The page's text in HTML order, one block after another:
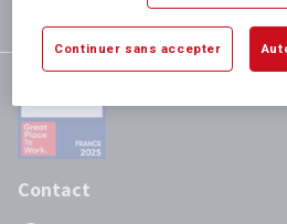
satisfaction totale
Contact
Continuer sans accepter